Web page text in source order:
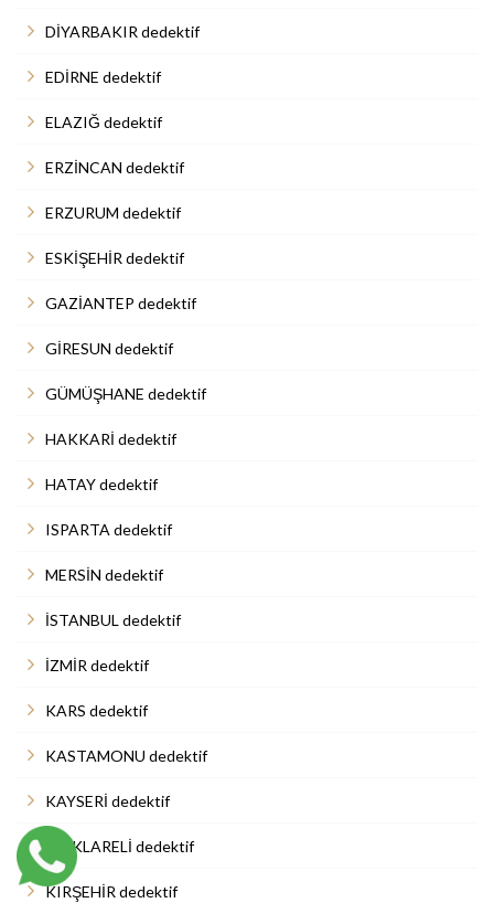
DİYARBAKIR dedektif
EDİRNE dedektif
ELAZIĞ dedektif
ERZİNCAN dedektif
ERZURUM dedektif
ESKİŞEHİR dedektif
GAZİANTEP dedektif
GİRESUN dedektif
GÜMÜŞHANE dedektif
HAKKARİ dedektif
HATAY dedektif
ISPARTA dedektif
MERSİN dedektif
İSTANBUL dedektif
İZMİR dedektif
KARS dedektif
KASTAMONU dedektif
KAYSERİ dedektif
KIRKLARELİ dedektif
KIRŞEHİR dedektif